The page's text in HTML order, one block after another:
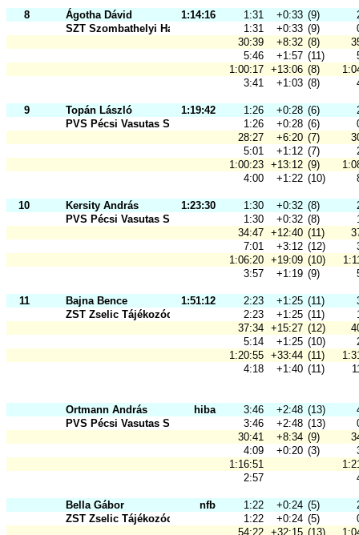
8 Ágotha Dávid 1:14:16 1:31 +0:33 (9)
SZT Szombathelyi Haladás VSE
1:31 +0:33 (9)
30:39
+8:32 (8)
5:46
+1:57 (11)
1:00:17 +13:06 (8)
3:41
+1:03 (8)
9 Topán László 1:19:42 1:26 +0:28 (6)
PVS Pécsi Vasutas Sportkör
1:26 +0:28 (6)
28:27
+6:20 (7)
5:01
+1:12 (7)
1:00:23 +13:12 (9)
4:00
+1:22 (10)
10 Kersity András 1:23:30 1:30 +0:32 (8)
PVS Pécsi Vasutas Sportkör
1:30 +0:32 (8)
34:47 +12:40 (11)
7:01
+3:12 (12)
1:06:20 +19:09 (10)
3:57
+1:19 (9)
11 Bajna Bence 1:51:12 2:23 +1:25 (11)
ZST Zselic Tájékozódási Futó és Sz 2:23 +1:25 (11)
37:34 +15:27 (12)
5:14
+1:25 (10)
1:20:55 +33:44 (11)
4:18
+1:40 (11)
Ortmann András hiba 3:46 +2:48 (13)
PVS Pécsi Vasutas Sportkör
3:46 +2:48 (13)
30:41
+8:34 (9)
4:09
+0:20 (3)
1:16:51
2:57
Bella Gábor nfb 1:22 +0:24 (5)
ZST Zselic Tájékozódási Futó és Sz 1:22 +0:24 (5)
54:22 +32:15 (13)